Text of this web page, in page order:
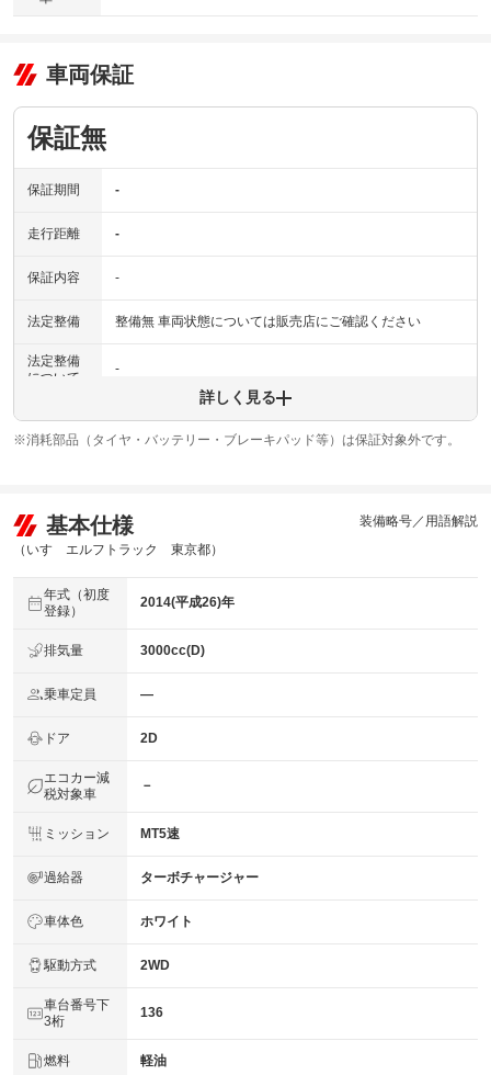
車両保証
保証無
保証期間 -
走行距離 -
保証内容 -
法定整備 整備無 車両状態については販売店にご確認ください
法定整備
について
-
詳しく見る
※消耗部品（タイヤ・バッテリー・ブレーキパッド等）は保証対象外です。
基本仕様
（いすゞエルフトラック 東京都）
装備略号／用語解説
年式（初度
登録）
2014(平成26)年
排気量 3000cc(D)
乗車定員 ―
ドア 2D
エコカー減
税対象車
－
ミッション MT5速
過給器 ターボチャージャー
車体色 ホワイト
駆動方式 2WD
車台番号下
3桁
136
燃料 軽油